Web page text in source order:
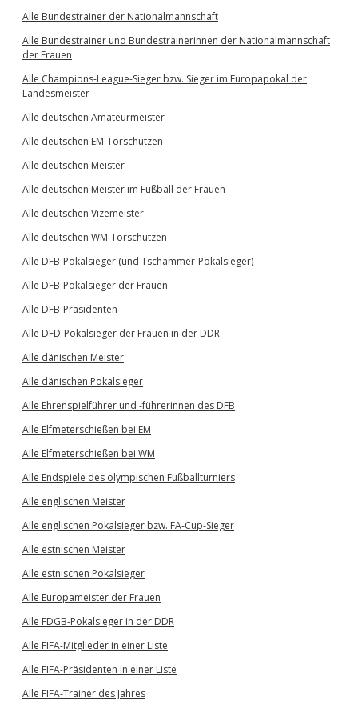
Alle Bundestrainer der Nationalmannschaft
Alle Bundestrainer und Bundestrainerinnen der Nationalmannschaft
der Frauen
Alle Champions-League-Sieger bzw. Sieger im Europapokal der
Landesmeister
Alle deutschen Amateurmeister
Alle deutschen EM-Torschützen
Alle deutschen Meister
Alle deutschen Meister im Fußball der Frauen
Alle deutschen Vizemeister
Alle deutschen WM-Torschützen
Alle DFB-Pokalsieger (und Tschammer-Pokalsieger)
Alle DFB-Pokalsieger der Frauen
Alle DFB-Präsidenten
Alle DFD-Pokalsieger der Frauen in der DDR
Alle dänischen Meister
Alle dänischen Pokalsieger
Alle Ehrenspielführer und -führerinnen des DFB
Alle Elfmeterschießen bei EM
Alle Elfmeterschießen bei WM
Alle Endspiele des olympischen Fußballturniers
Alle englischen Meister
Alle englischen Pokalsieger bzw. FA-Cup-Sieger
Alle estnischen Meister
Alle estnischen Pokalsieger
Alle Europameister der Frauen
Alle FDGB-Pokalsieger in der DDR
Alle FIFA-Mitglieder in einer Liste
Alle FIFA-Präsidenten in einer Liste
Alle FIFA-Trainer des Jahres